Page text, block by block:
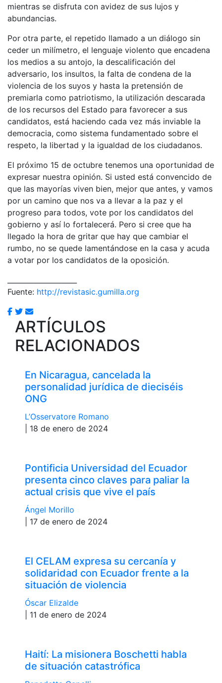
mientras se disfruta con avidez de sus lujos y
abundancias.
Por otra parte, el repetido llamado a un diálogo sin
ceder un milímetro, el lenguaje violento que encadena
los medios a su antojo, la descalificación del
adversario, los insultos, la falta de condena de la
violencia de los suyos y hasta la pretensión de
premiarla como patriotismo, la utilización descarada
de los recursos del Estado para favorecer a sus
candidatos, está haciendo cada vez más inviable la
democracia, como sistema fundamentado sobre el
respeto, la libertad y la igualdad de los ciudadanos.
El próximo 15 de octubre tenemos una oportunidad de
expresar nuestra opinión. Si usted está convencido de
que las mayorías viven bien, mejor que antes, y vamos
por un camino que nos va a llevar a la paz y el
progreso para todos, vote por los candidatos del
gobierno y así lo fortalecerá. Pero si cree que ha
llegado la hora de gritar que hay que cambiar el
rumbo, no se quede lamentándose en la casa y acuda
a votar por los candidatos de la oposición.
Fuente: http://revistasic.gumilla.org
ARTÍCULOS
RELACIONADOS
En Nicaragua, cancelada la
personalidad jurídica de dieciséis
ONG
L’Osservatore Romano
| 18 de enero de 2024
Pontificia Universidad del Ecuador
presenta cinco claves para paliar la
actual crisis que vive el país
Ángel Morillo
| 17 de enero de 2024
El CELAM expresa su cercanía y
solidaridad con Ecuador frente a la
situación de violencia
Óscar Elizalde
| 11 de enero de 2024
Haití: La misionera Boschetti habla
de situación catastrófica